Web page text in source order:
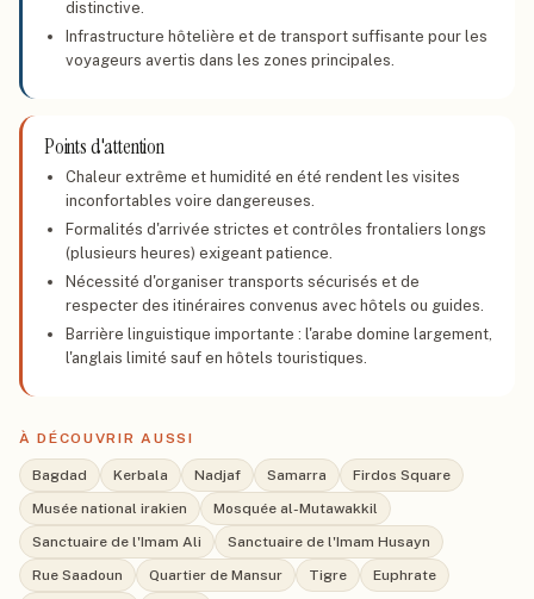
distinctive.
Infrastructure hôtelière et de transport suffisante pour les
voyageurs avertis dans les zones principales.
Points d'attention
Chaleur extrême et humidité en été rendent les visites
inconfortables voire dangereuses.
Formalités d'arrivée strictes et contrôles frontaliers longs
(plusieurs heures) exigeant patience.
Nécessité d'organiser transports sécurisés et de
respecter des itinéraires convenus avec hôtels ou guides.
Barrière linguistique importante : l'arabe domine largement,
l'anglais limité sauf en hôtels touristiques.
À DÉCOUVRIR AUSSI
Bagdad Kerbala Nadjaf Samarra
Firdos Square
Musée national irakien
Mosquée al-Mutawakkil
Sanctuaire de l'Imam Ali
Sanctuaire de l'Imam Husayn
Rue Saadoun
Quartier de Mansur Tigre
Euphrate